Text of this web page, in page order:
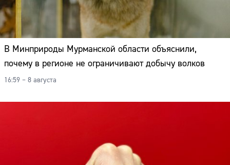
В Минприроды Мурманской области объяснили,
почему в регионе не ограничивают добычу волков
16:59 – 8 августа